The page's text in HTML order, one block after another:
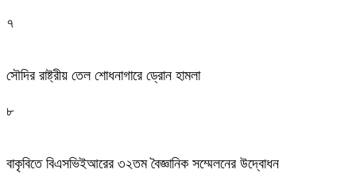
৭
সৌদির রাষ্ট্রীয় তেল শোধনাগারে ড্রোন হামলা
৮
বাকৃবিতে বিএসভিইআরের ৩২তম বৈজ্ঞানিক সম্মেলনের উদ্বোধন